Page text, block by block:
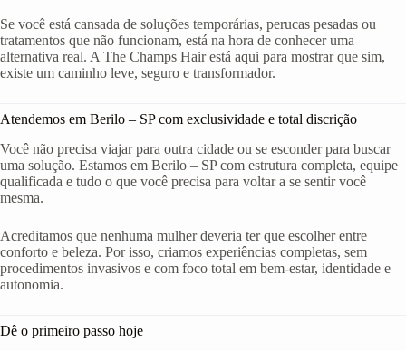
Se você está cansada de soluções temporárias, perucas pesadas ou
tratamentos que não funcionam, está na hora de conhecer uma
alternativa real. A The Champs Hair está aqui para mostrar que sim,
existe um caminho leve, seguro e transformador.
Atendemos em Berilo – SP com exclusividade e total discrição
Você não precisa viajar para outra cidade ou se esconder para buscar
uma solução. Estamos em Berilo – SP com estrutura completa, equipe
qualificada e tudo o que você precisa para voltar a se sentir você
mesma.
Acreditamos que nenhuma mulher deveria ter que escolher entre
conforto e beleza. Por isso, criamos experiências completas, sem
procedimentos invasivos e com foco total em bem-estar, identidade e
autonomia.
Dê o primeiro passo hoje